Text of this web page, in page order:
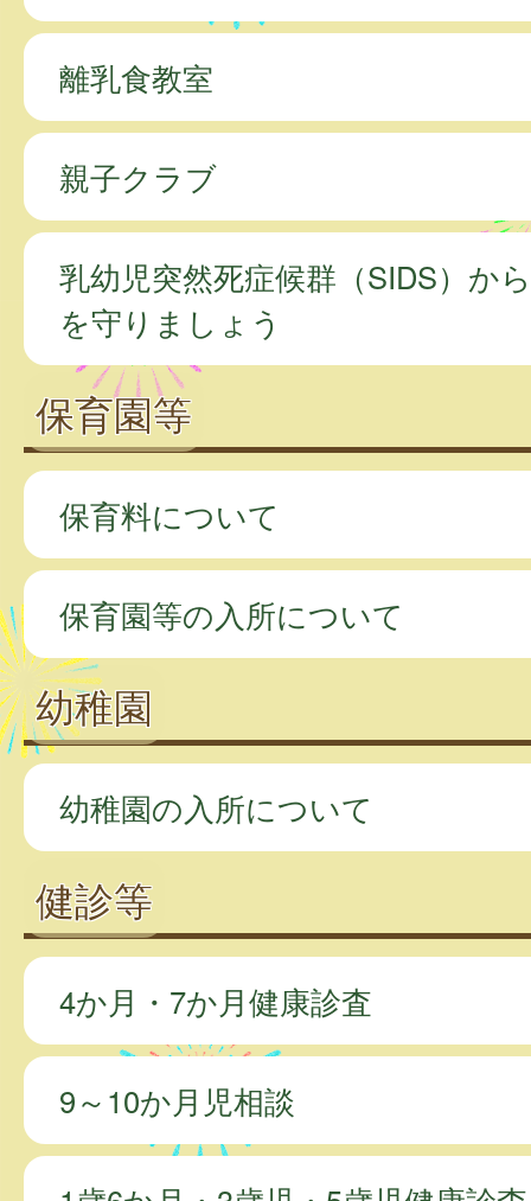
離乳食教室
親子クラブ
乳幼児突然死症候群（SIDS）か
を守りましょう
保育園等
保育料について
保育園等の入所について
幼稚園
幼稚園の入所について
健診等
4か月・7か月健康診査
9～10か月児相談